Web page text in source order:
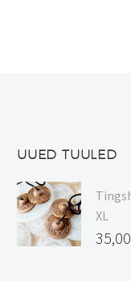
UUED TUULED
XL
35,00